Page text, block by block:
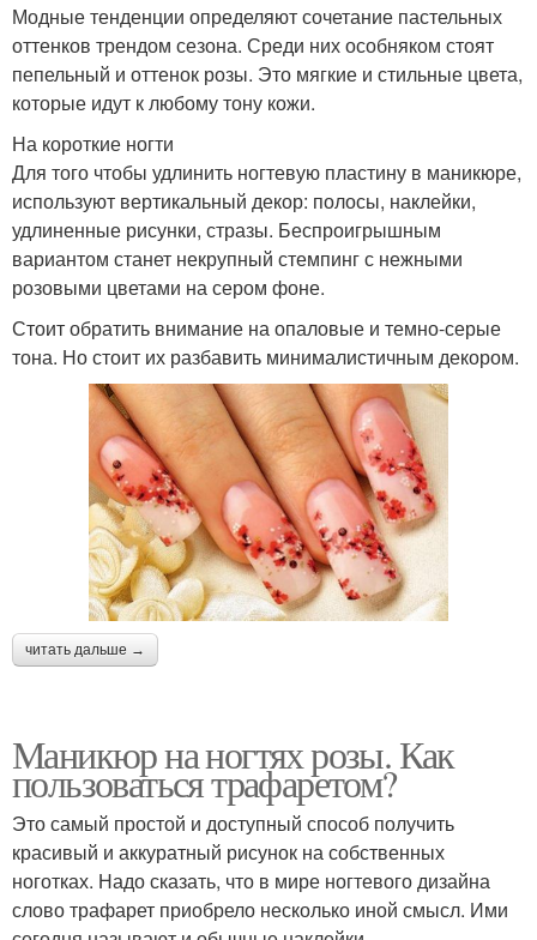
Модные тенденции определяют сочетание пастельных
оттенков трендом сезона. Среди них особняком стоят
пепельный и оттенок розы. Это мягкие и стильные цвета,
которые идут к любому тону кожи.
На короткие ногти
Для того чтобы удлинить ногтевую пластину в маникюре,
используют вертикальный декор: полосы, наклейки,
удлиненные рисунки, стразы. Беспроигрышным
вариантом станет некрупный стемпинг с нежными
розовыми цветами на сером фоне.
Стоит обратить внимание на опаловые и темно-серые
тона. Но стоит их разбавить минималистичным декором.
читать дальше →
Маникюр на ногтях розы. Как
пользоваться трафаретом?
Это самый простой и доступный способ получить
красивый и аккуратный рисунок на собственных
ноготках. Надо сказать, что в мире ногтевого дизайна
слово трафарет приобрело несколько иной смысл. Ими